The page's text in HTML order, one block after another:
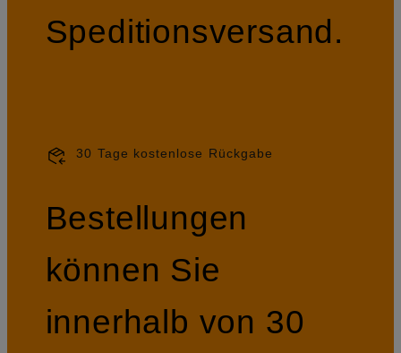
Speditionsversand.
30 Tage kostenlose Rückgabe
Bestellungen
können Sie
innerhalb von 30